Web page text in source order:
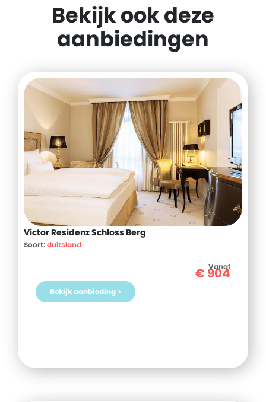
Bekijk ook deze
aanbiedingen
Victor Residenz Schloss Berg
Soort:duitsland
Vanaf
€904
Bekijk aanbieding >